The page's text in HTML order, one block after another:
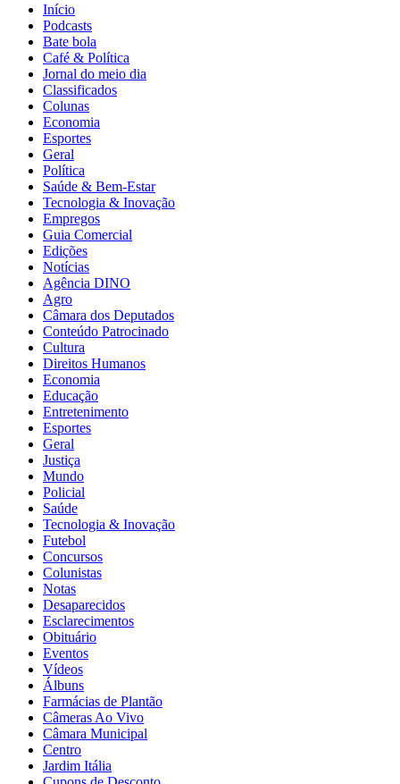
Início
Podcasts
Bate bola
Café & Política
Jornal do meio dia
Classificados
Colunas
Economia
Esportes
Geral
Política
Saúde & Bem-Estar
Tecnologia & Inovação
Empregos
Guia Comercial
Edições
Notícias
Agência DINO
Agro
Câmara dos Deputados
Conteúdo Patrocinado
Cultura
Direitos Humanos
Economia
Educação
Entretenimento
Esportes
Geral
Justiça
Mundo
Policial
Saúde
Tecnologia & Inovação
Futebol
Concursos
Colunistas
Notas
Desaparecidos
Esclarecimentos
Obituário
Eventos
Vídeos
Álbuns
Farmácias de Plantão
Câmeras Ao Vivo
Câmara Municipal
Centro
Jardim Itália